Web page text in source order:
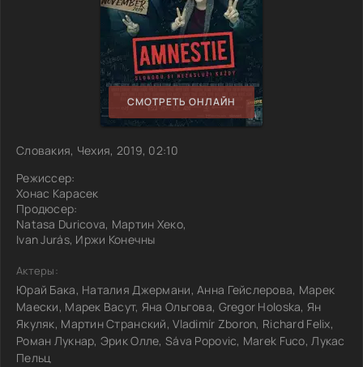
СМОТРЕТЬ ОНЛАЙН
Словакия, Чехия, 2019, 02:10
Режиссер:
Хонас Карасек
Продюсер:
Natasa Duricova, Мартин Хеко,
Ivan Jurás, Иржи Конечны
Актеры:
Юрай Бака, Наталия Джермани, Анна Гейслерова, Марек
Маески, Марек Васут, Яна Ольгова, Gregor Holoska, Ян
Якуляк, Мартин Странский, Vladimír Zboron, Richard Felix,
Роман Лукнар, Эрик Олле, Sáva Popovic, Marek Fuco, Лукас
Пельц